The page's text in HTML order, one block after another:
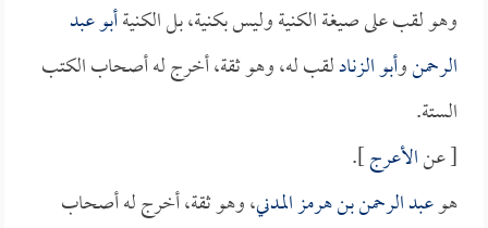
وهو لقب على صيغة الكنية وليس بكنية، بل الكنيةأبو عبد
الرحمنوأبو الزنادلقب له، وهو ثقة، أخرج له أصحاب الكتب
الستة.
[ عنالأعرج].
هوعبد الرحمن بن هرمز المدني، وهو ثقة، أخرج له أصحاب